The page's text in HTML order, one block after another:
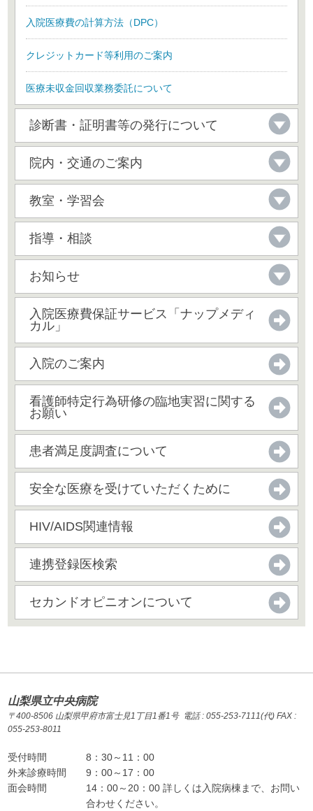
入院医療費の計算方法（DPC）
クレジットカード等利用のご案内
医療未収金回収業務委託について
診断書・証明書等の発行について
院内・交通のご案内
教室・学習会
指導・相談
お知らせ
入院医療費保証サービス「ナップメディ
カル」
入院のご案内
看護師特定行為研修の臨地実習に関する
お願い
患者満足度調査について
安全な医療を受けていただくために
HIV/AIDS関連情報
連携登録医検索
セカンドオピニオンについて
山梨県立中央病院
〒400-8506 山梨県甲府市富士見1丁目1番1号 電話 : 055-253-7111(代) FAX :
055-253-8011
受付時間
8：30～11：00
外来診療時間
9：00～17：00
面会時間
14：00～20：00 詳しくは入院病棟まで、お問い
合わせください。